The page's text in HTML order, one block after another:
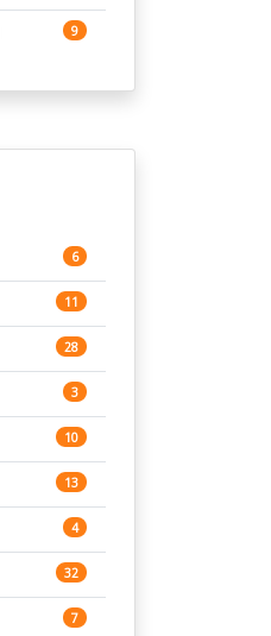
9
10
9
148
943
3
169
7
4
6
11
28
3
10
13
4
32
7